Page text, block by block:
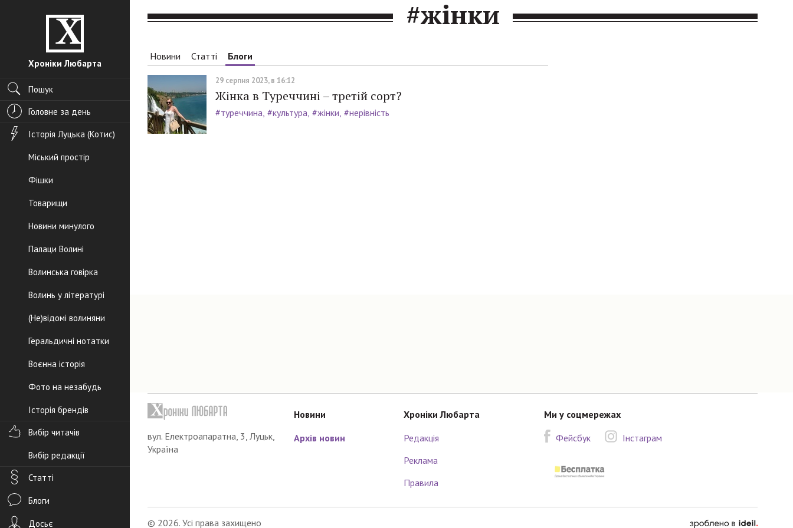
Хроніки Любарта
Пошук
Головне за день
Історія Луцька (Котис)
Міський простір
Фішки
Товарищи
Новини минулого
Палаци Волині
Волинська говірка
Волинь у літературі
(Не)відомі волиняни
Геральдичні нотатки
Воєнна історія
Фото на незабудь
Історія брендів
Вибір читачів
Вибір редакції
Статті
Блоги
Досьє
#жінки
Новини Статті Блоги
29 серпня 2023, в 16:12
Жінка в Туреччині – третій сорт?
#туреччина #культура #жінки #нерівність
вул. Електроапаратна, 3, Луцьк,
Україна
Новини
Архів новин
Хроніки Любарта
Редакція
Реклама
Правила
Ми у соцмережах
Фейсбук
Інстаграм
© 2026. Усі права захищено зроблено